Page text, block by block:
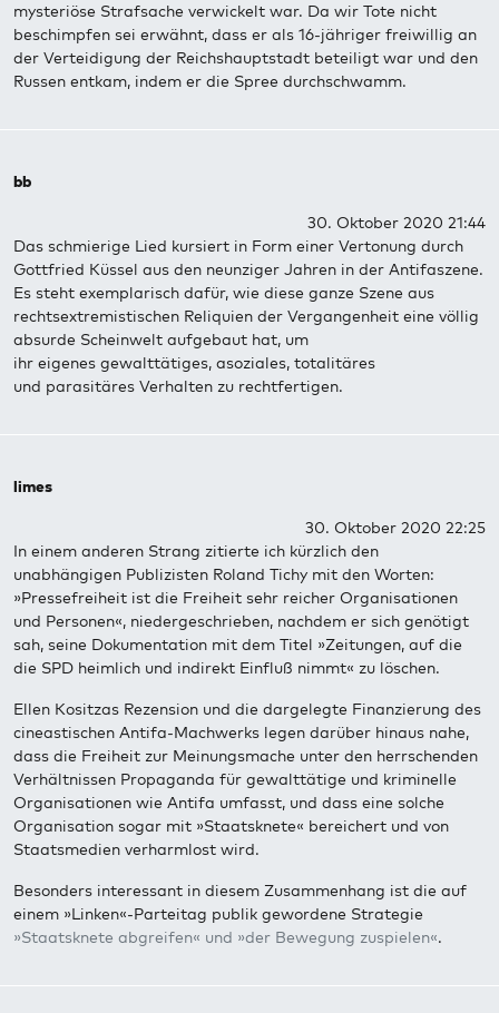
mysteriöse Strafsache verwickelt war. Da wir Tote nicht
beschimpfen sei erwähnt, dass er als 16-jähriger freiwillig an
der Verteidigung der Reichshauptstadt beteiligt war und den
Russen entkam, indem er die Spree durchschwamm.
bb
30. Oktober 2020 21:44
Das schmierige Lied kursiert in Form einer Vertonung durch
Gottfried Küssel aus den neunziger Jahren in der Antifaszene.
Es steht exemplarisch dafür, wie diese ganze Szene aus
rechtsextremistischen Reliquien der Vergangenheit eine völlig
absurde Scheinwelt aufgebaut hat, um
ihr eigenes gewalttätiges, asoziales, totalitäres
und parasitäres Verhalten zu rechtfertigen.
limes
30. Oktober 2020 22:25
In einem anderen Strang zitierte ich kürzlich den
unabhängigen Publizisten Roland Tichy mit den Worten:
»Pressefreiheit ist die Freiheit sehr reicher Organisationen
und Personen«, niedergeschrieben, nachdem er sich genötigt
sah, seine Dokumentation mit dem Titel »Zeitungen, auf die
die SPD heimlich und indirekt Einfluß nimmt« zu löschen.
Ellen Kositzas Rezension und die dargelegte Finanzierung des
cineastischen Antifa-Machwerks legen darüber hinaus nahe,
dass die Freiheit zur Meinungsmache unter den herrschenden
Verhältnissen Propaganda für gewalttätige und kriminelle
Organisationen wie Antifa umfasst, und dass eine solche
Organisation sogar mit »Staatsknete« bereichert und von
Staatsmedien verharmlost wird.
Besonders interessant in diesem Zusammenhang ist die auf
einem »Linken«-Parteitag publik gewordene Strategie
»Staatsknete abgreifen« und »der Bewegung zuspielen«.